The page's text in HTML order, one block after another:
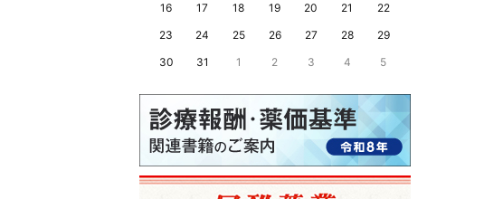
16
17 18 19 20 21
22
23
24 25 26 27 28
29
30
31 1 2 3 4 5